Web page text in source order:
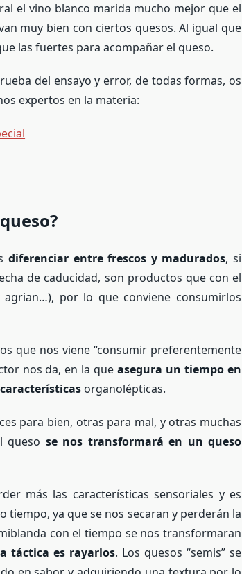
el vino blanco marida mucho mejor que el
muy bien con ciertos quesos. Al igual que
las fuertes para acompañar el queso.
del ensayo y error, de todas formas, os
expertos en la materia:
diferenciar entre frescos y madurados, si
de caducidad, son productos que con el
por lo que conviene consumirlos
que nos viene “consumir preferentemente
nos da, en la queasegura un tiempo en
organolépticas.
para bien, otras para mal, y otras muchas
queso se nos transformará en un queso
más las características sensoriales y es
ya que se nos secaran y perderán la
con el tiempo se nos transformaran
táctica es rayarlos. Los quesos “semis” se